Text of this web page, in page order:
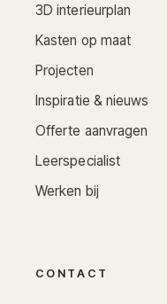
3D interieurplan
Kasten op maat
Projecten
Inspiratie & nieuws
Offerte aanvragen
Leerspecialist
Werken bij
CONTACT